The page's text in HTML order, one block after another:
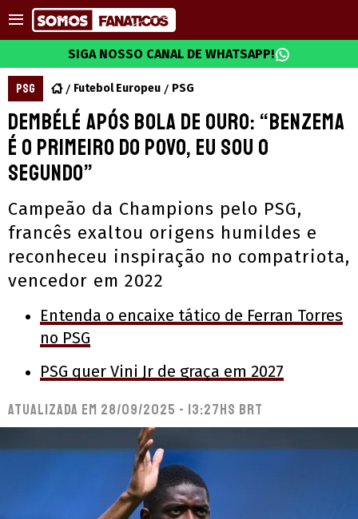
SIGA NOSSO CANAL DE WHATSAPP!
PSG Futebol Europeu PSG
Dembélé após Bola de Ouro: “Benzema
é o primeiro do povo, eu sou o
segundo”
Campeão da Champions pelo PSG,
francês exaltou origens humildes e
reconheceu inspiração no compatriota,
vencedor em 2022
Entenda o encaixe tático de Ferran Torres
no PSG
PSG quer Vini Jr de graça em 2027
Atualizada em 28/09/2025 - 13:27hs BRT